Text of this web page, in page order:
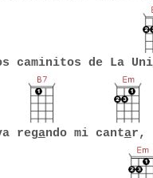
caminitos de La Uni
regando mi cantar,